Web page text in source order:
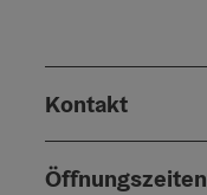
Kontakt
Öffnungszeiten